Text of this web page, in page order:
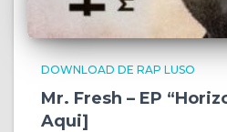
DOWNLOAD DE RAP LUSO
Mr. Fresh – EP
Aqui]